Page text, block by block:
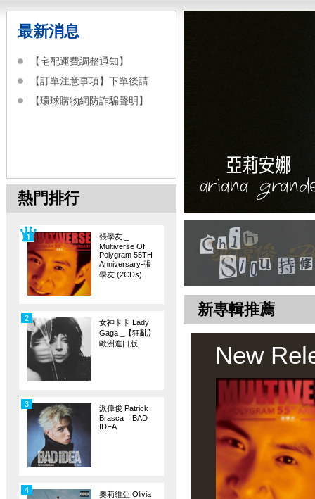
最新消息
【宅配運費調整通知】
【訂單注意事項】下單後請
【環球購物網防詐騙聲明】
熱門排行
張學友 _
Multiverse Of
Polygram 55TH
Anniversary-張
學友 (2CDs)
女神卡卡 Lady
Gaga _【狂亂】
歐洲進口版
2
派偉俊 Patrick
Brasca _ BAD
IDEA
3
奧莉維亞 Olivia
4
新專輯推薦
New